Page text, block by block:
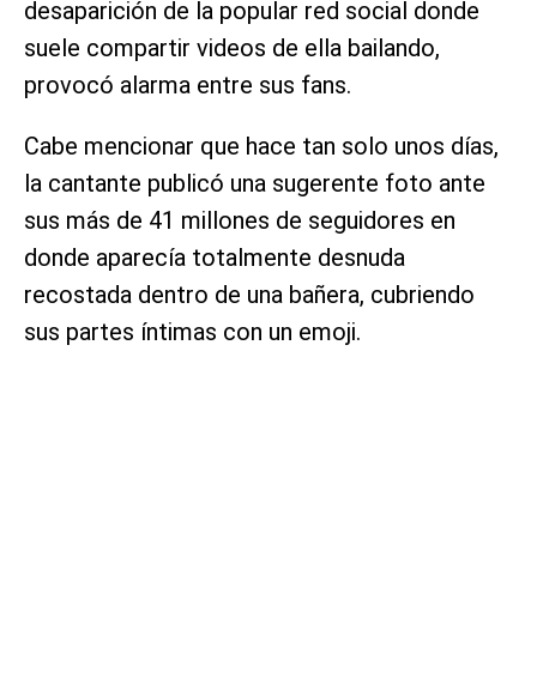
desaparición de la popular red social donde
suele compartir videos de ella bailando,
provocó alarma entre sus fans.
Cabe mencionar que hace tan solo unos días,
la cantante publicó una sugerente foto ante
sus más de 41 millones de seguidores en
donde aparecía totalmente desnuda
recostada dentro de una bañera, cubriendo
sus partes íntimas con un emoji.